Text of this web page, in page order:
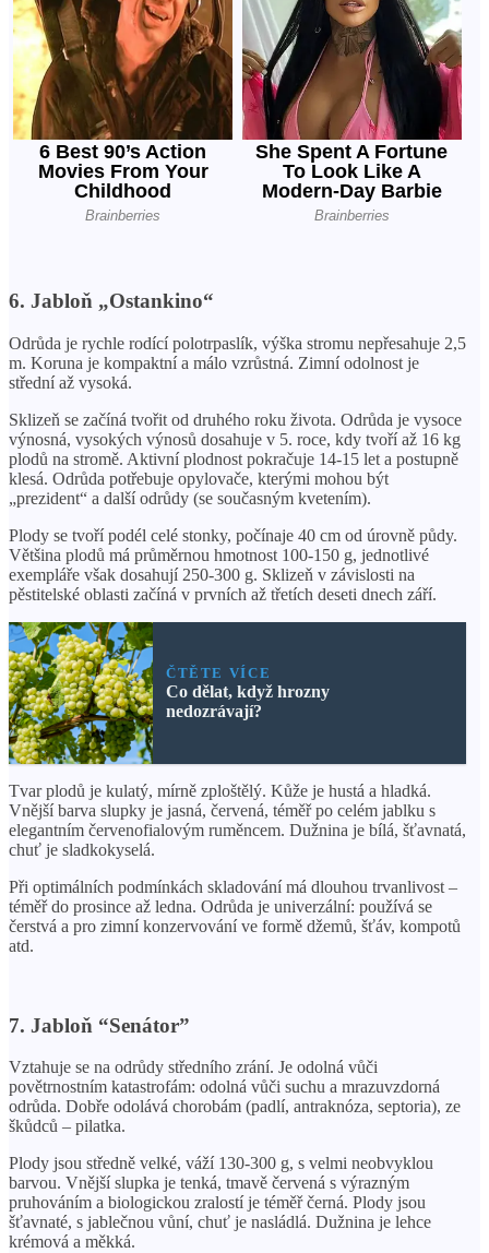
6. Jabloň „Ostankino“
Odrůda je rychle rodící polotrpaslík, výška stromu nepřesahuje 2,5
m. Koruna je kompaktní a málo vzrůstná. Zimní odolnost je
střední až vysoká.
Sklizeň se začíná tvořit od druhého roku života. Odrůda je vysoce
výnosná, vysokých výnosů dosahuje v 5. roce, kdy tvoří až 16 kg
plodů na stromě. Aktivní plodnost pokračuje 14-15 let a postupně
klesá. Odrůda potřebuje opylovače, kterými mohou být
„prezident“ a další odrůdy (se současným kvetením).
Plody se tvoří podél celé stonky, počínaje 40 cm od úrovně půdy.
Většina plodů má průměrnou hmotnost 100-150 g, jednotlivé
exempláře však dosahují 250-300 g. Sklizeň v závislosti na
pěstitelské oblasti začíná v prvních až třetích deseti dnech září.
ČTĚTE VÍCE
Co dělat, když hrozny
nedozrávají?
Tvar plodů je kulatý, mírně zploštělý. Kůže je hustá a hladká.
Vnější barva slupky je jasná, červená, téměř po celém jablku s
elegantním červenofialovým ruměncem. Dužnina je bílá, šťavnatá,
chuť je sladkokyselá.
Při optimálních podmínkách skladování má dlouhou trvanlivost –
téměř do prosince až ledna. Odrůda je univerzální: používá se
čerstvá a pro zimní konzervování ve formě džemů, šťáv, kompotů
atd.
7. Jabloň “Senátor”
Vztahuje se na odrůdy středního zrání. Je odolná vůči
povětrnostním katastrofám: odolná vůči suchu a mrazuvzdorná
odrůda. Dobře odolává chorobám (padlí, antraknóza, septoria), ze
škůdců – pilatka.
Plody jsou středně velké, váží 130-300 g, s velmi neobvyklou
barvou. Vnější slupka je tenká, tmavě červená s výrazným
pruhováním a biologickou zralostí je téměř černá. Plody jsou
šťavnaté, s jablečnou vůní, chuť je nasládlá. Dužnina je lehce
krémová a měkká.